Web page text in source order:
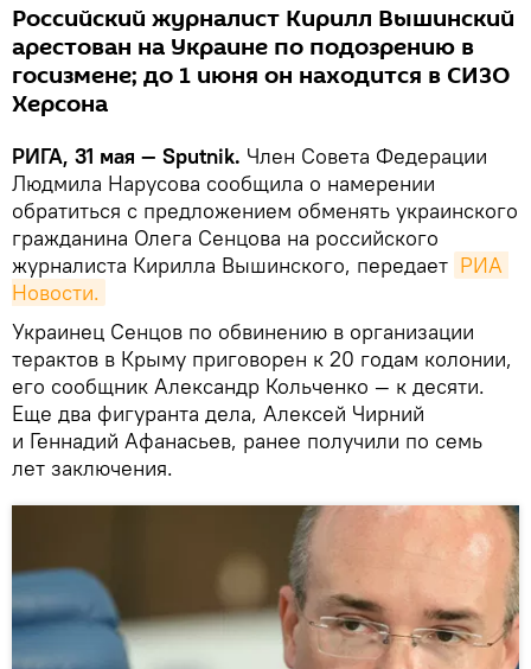
Российский журналист Кирилл Вышинский
арестован на Украине по подозрению в
госизмене; до 1 июня он находится в СИЗО
Херсона
РИГА, 31 мая — Sputnik. Член Совета Федерации
Людмила Нарусова сообщила о намерении
обратиться с предложением обменять украинского
гражданина Олега Сенцова на российского
журналиста Кирилла Вышинского, передает РИА
Новости.
Украинец Сенцов по обвинению в организации
терактов в Крыму приговорен к 20 годам колонии,
его сообщник Александр Кольченко — к десяти.
Еще два фигуранта дела, Алексей Чирний
и Геннадий Афанасьев, ранее получили по семь
лет заключения.